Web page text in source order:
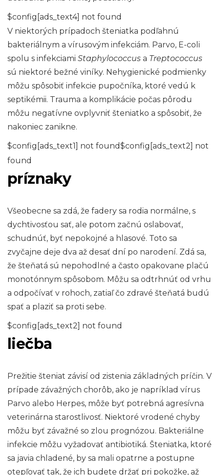
$config[ads_text4] not found
V niektorých prípadoch šteniatka podľahnú
bakteriálnym a vírusovým infekciám. Parvo, E-coli
spolu s infekciami Staphylococcus a Treptococcus
sú niektoré bežné viníky. Nehygienické podmienky
môžu spôsobiť infekcie pupočníka, ktoré vedú k
septikémii. Trauma a komplikácie počas pôrodu
môžu negatívne ovplyvniť šteniatko a spôsobiť, že
nakoniec zanikne.
$config[ads_text1] not found$config[ads_text2] not
found
príznaky
Všeobecne sa zdá, že fadery sa rodia normálne, s
dychtivosťou sať, ale potom začnú oslabovať,
schudnúť, byť nepokojné a hlasové. Toto sa
zvyčajne deje dva až desať dní po narodení. Zdá sa,
že šteňatá sú nepohodlné a často opakovane plačú
monotónnym spôsobom. Môžu sa odtrhnúť od vrhu
a odpočívať v rohoch, zatiaľ čo zdravé šteňatá budú
spať a plaziť sa proti sebe.
$config[ads_text2] not found
liečba
Prežitie šteniat závisí od zistenia základných príčin. V
prípade závažných chorôb, ako je napríklad vírus
Parvo alebo Herpes, môže byť potrebná agresívna
veterinárna starostlivosť. Niektoré vrodené chyby
môžu byť závažné so zlou prognózou. Bakteriálne
infekcie môžu vyžadovať antibiotiká. Šteniatka, ktoré
sa javia chladené, by sa mali opatrne a postupne
otepľovať tak, že ich budete držať pri pokožke, až